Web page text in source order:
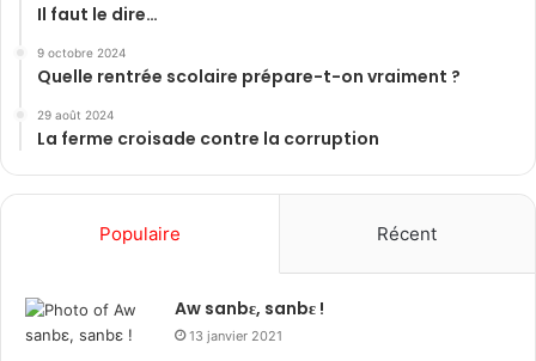
Il faut le dire…
9 octobre 2024
Quelle rentrée scolaire prépare-t-on vraiment ?
29 août 2024
La ferme croisade contre la corruption
Populaire Récent
Aw sanbɛ, sanbɛ !
13 janvier 2021